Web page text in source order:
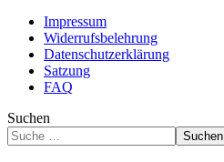
Impressum
Widerrufsbelehrung
Datenschutzerklärung
Satzung
FAQ
Suchen
Suchen